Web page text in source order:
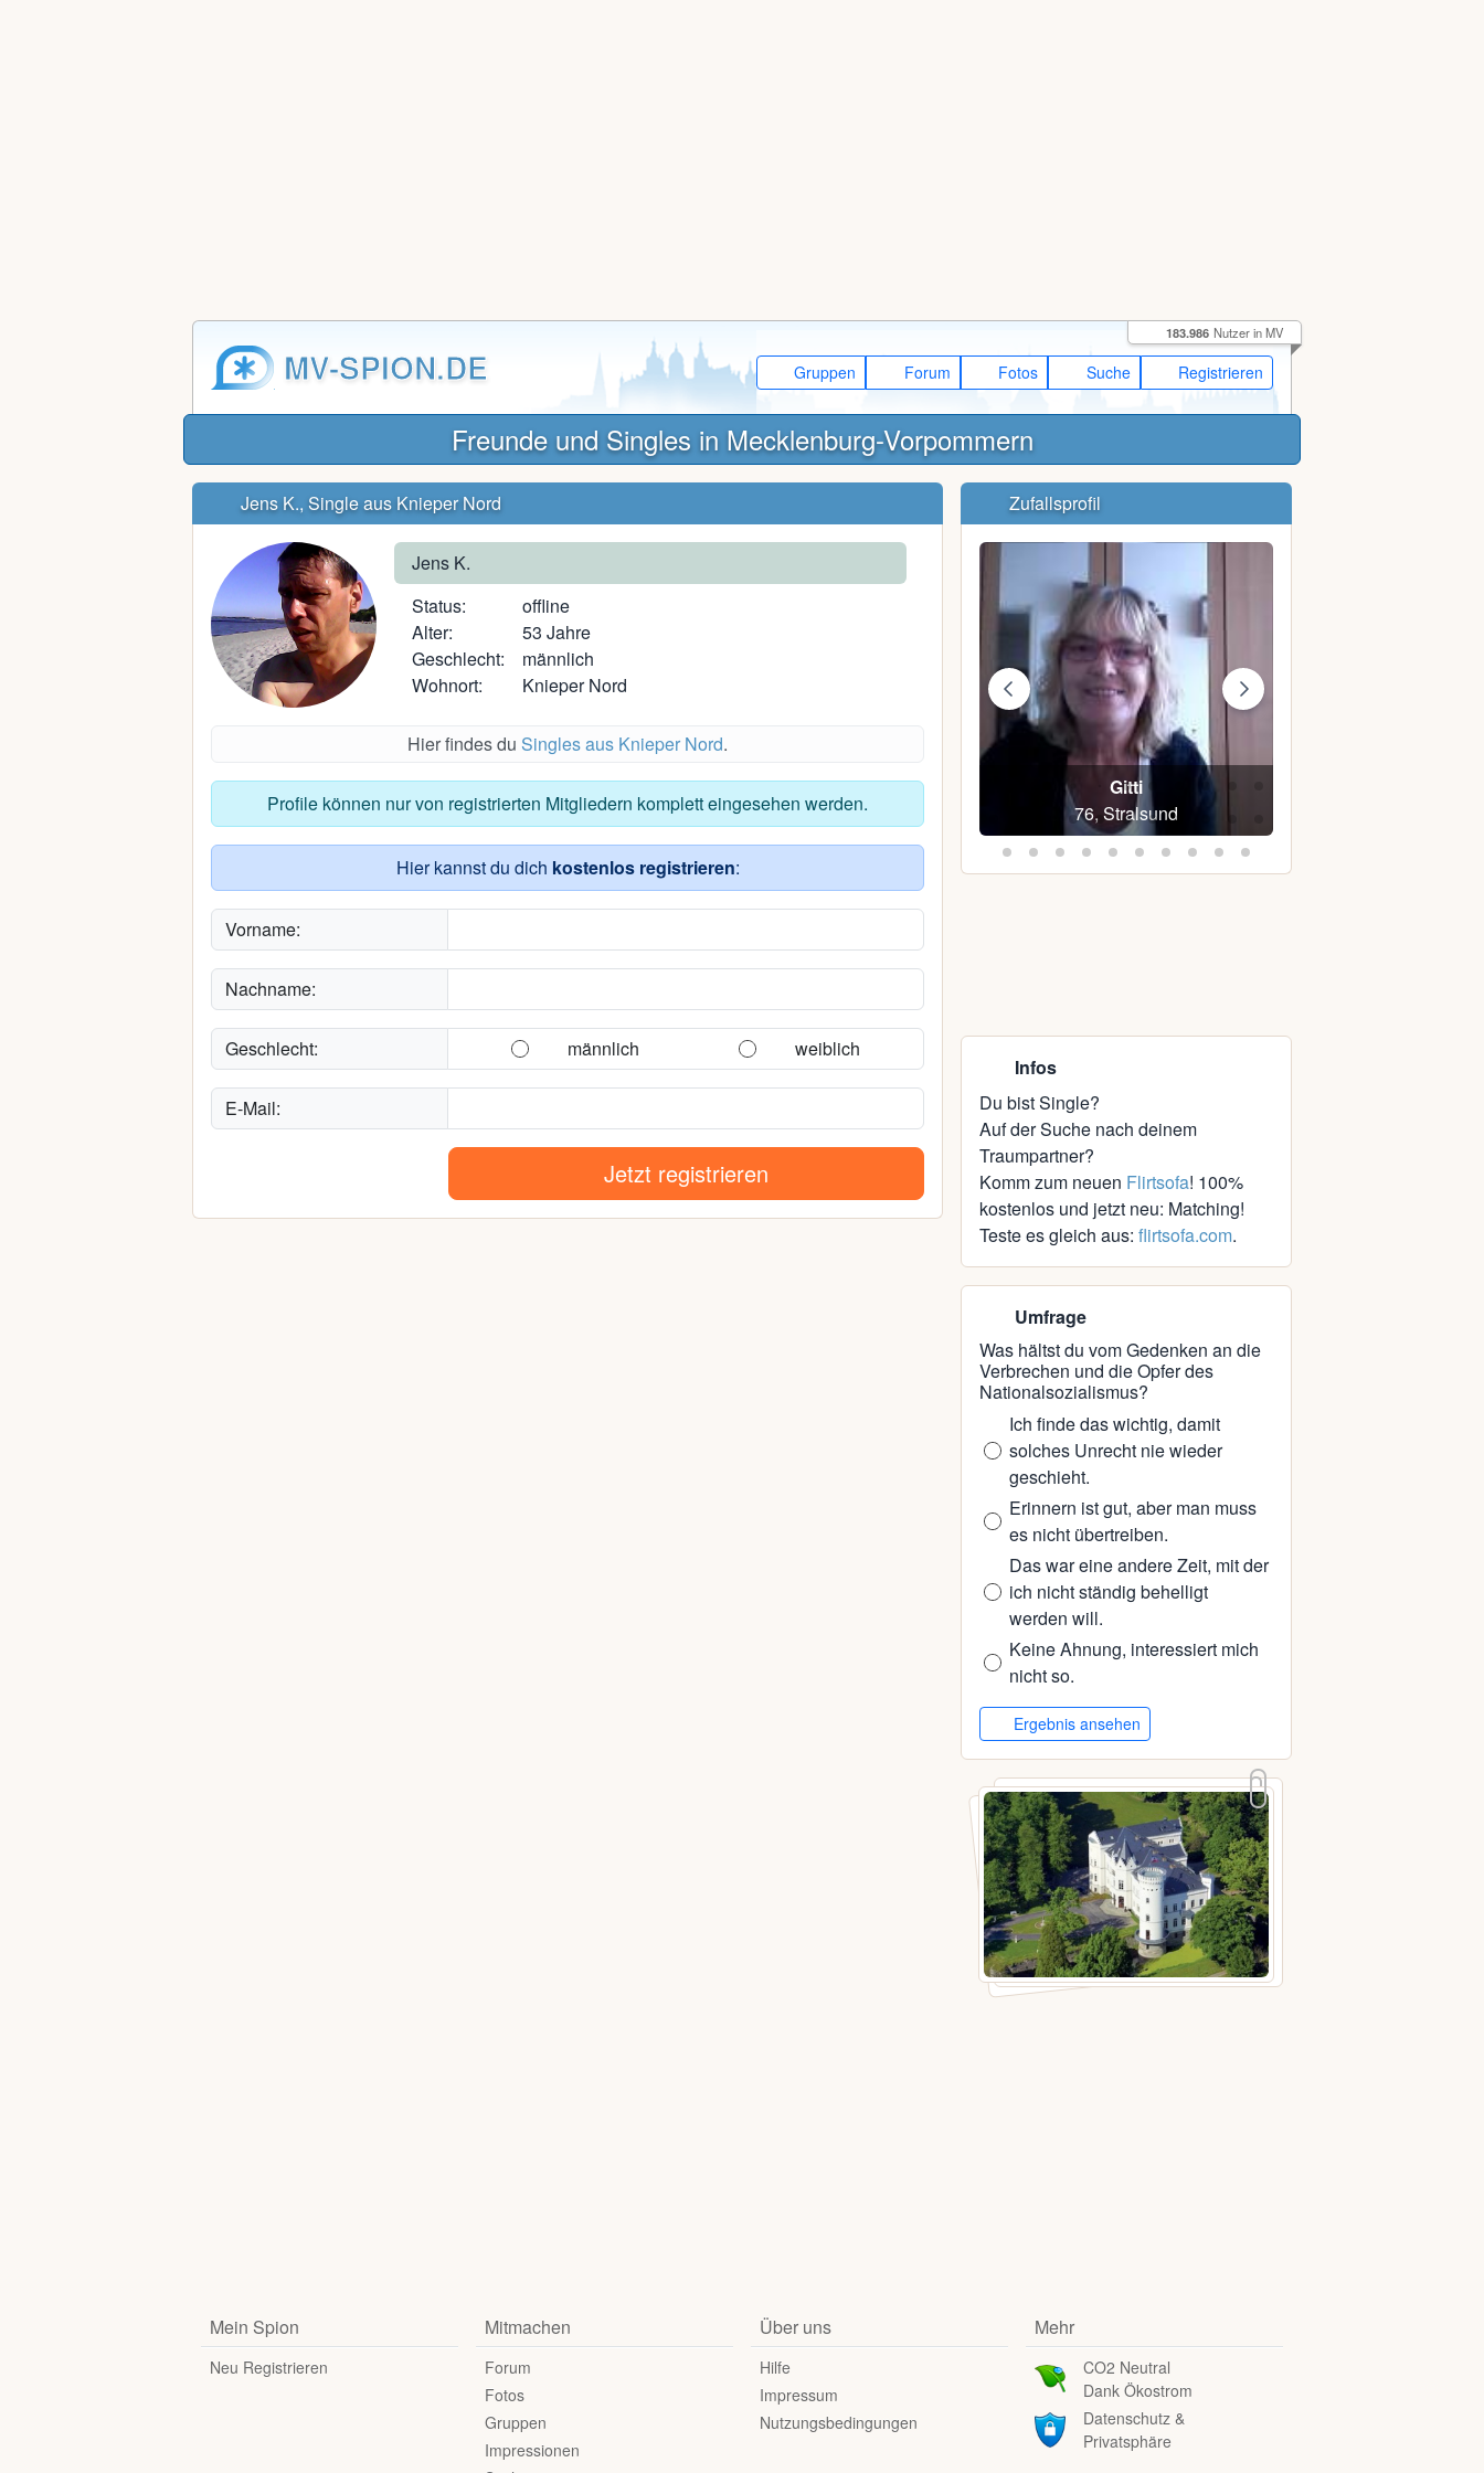
MV-SPION.DE Gruppen Forum Fotos Suche Registrieren
183.986 Nutzer in MV
Freunde und Singles in Mecklenburg-Vorpommern
Jens K., Single aus Knieper Nord
Jens K.
Status:
offline
Alter:
53 Jahre
Geschlecht:
männlich
Wohnort:
Knieper Nord
Hier findes du Singles aus Knieper Nord.
Profile können nur von registrierten Mitgliedern komplett eingesehen werden.
Hier kannst du dich kostenlos registrieren:
Vorname:
Nachname:
Geschlecht: männlich weiblich
E-Mail:
Jetzt registrieren
Zufallsprofil
Gitti
76, Stralsund
Frodo136
38, Lübesse
Infos
Du bist Single?
Auf der Suche nach deinem
Traumpartner?
Komm zum neuen Flirtsofa! 100%
kostenlos und jetzt neu: Matching!
Teste es gleich aus: flirtsofa.com.
Umfrage
Was hältst du vom Gedenken an die
Verbrechen und die Opfer des
Nationalsozialismus?
Ich finde das wichtig, damit
solches Unrecht nie wieder
geschieht.
Erinnern ist gut, aber man muss
es nicht übertreiben.
Das war eine andere Zeit, mit der
ich nicht ständig behelligt
werden will.
Keine Ahnung, interessiert mich
nicht so.
Ergebnis ansehen
Mein Spion
Neu Registrieren
Mitmachen
Forum
Fotos
Gruppen
Impressionen
Über uns
Hilfe
Impressum
Nutzungsbedingungen
Mehr
CO2 Neutral
Dank Ökostrom
Datenschutz &
Privatsphäre